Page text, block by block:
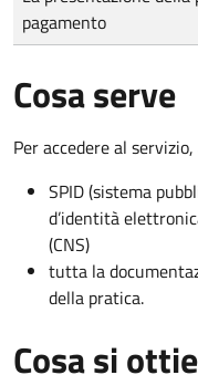
pagamento
Cosa serve
Per accedere al
SPID (sistema
d’identità
(CNS)
tutta la
della pratica.
Cosa si